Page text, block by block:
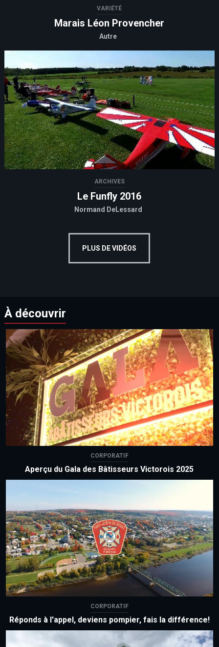
VARIÉTÉ
Marais Léon Provencher
Autre
ARCHIVES
Le Funfly 2016
Normand DeLessard
PLUS DE VIDÉOS
À découvrir
CORPORATIF
Aperçu du Gala des Bâtisseurs Victorois 2025
CORPORATIF
Réponds à l'appel, deviens pompier, fais la différence!